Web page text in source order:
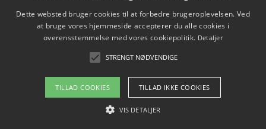
Sådan kan online møder for virksomheder fremme
grønne investeringer
Copyright 2026 - Pilanto Aps
Om / kontakt
Dette websted bruger cookies til at forbedre brugeroplevelsen. Ved
at bruge vores hjemmeside accepterer du alle cookies i
overensstemmelse med vores cookiepolitik. Detaljer
STRENGT NØDVENDIGE
TILLAD COOKIES TILLAD IKKE COOKIES
VIS DETALJER